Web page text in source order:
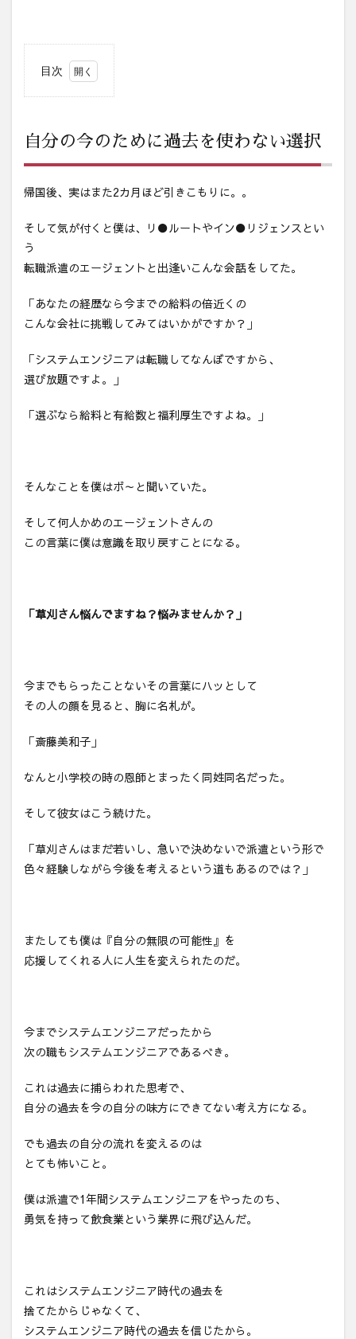
目次
のた
めに
過去
わな
択
自分
の今
めに
過去
択
自分の今のために過去を使わない選択
帰国後、実はまた2カ月ほど引きこもりに。。
そして気が付くと僕は、リ●ルートやイン●リジェンスとい
う
転職派遣のエージェントと出逢いこんな会話をしてた。
「あなたの経歴なら今までの給料の倍近くの
こんな会社に挑戦してみてはいかがですか？」
「システムエンジニアは転職してなんぼですから、
選び放題ですよ。」
「選ぶなら給料と有給数と福利厚生ですよね。」
そんなことを僕はボ～と聞いていた。
そして何人かめのエージェントさんの
この言葉に僕は意識を取り戻すことになる。
「草刈さん悩んでますね？悩みませんか？」
今までもらったことないその言葉にハッとして
その人の顔を見ると、胸に名札が。
「斎藤美和子」
なんと小学校の時の恩師とまったく同姓同名だった。
そして彼女はこう続けた。
「草刈さんはまだ若いし、急いで決めないで派遣という形で
色々経験しながら今後を考えるという道もあるのでは？」
またしても僕は『自分の無限の可能性』を
応援してくれる人に人生を変えられたのだ。
今までシステムエンジニアだったから
次の職もシステムエンジニアであるべき。
これは過去に捕らわれた思考で、
自分の過去を今の自分の味方にできてない考え方になる。
でも過去の自分の流れを変えるのは
とても怖いこと。
僕は派遣で1年間システムエンジニアをやったのち、
勇気を持って飲食業という業界に飛び込んだ。
これはシステムエンジニア時代の過去を
捨てたからじゃなくて、
システムエンジニア時代の過去を信じたから。